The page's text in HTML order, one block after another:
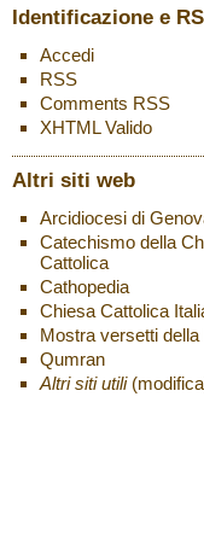
Identificazione e
Accedi
RSS
Comments RSS
XHTMLValido
Altri siti web
Arcidiocesi di
Catechismo della
Cattolica
Cathopedia
Chiesa Cattolica
Mostra versetti della
Qumran
Altri siti utili